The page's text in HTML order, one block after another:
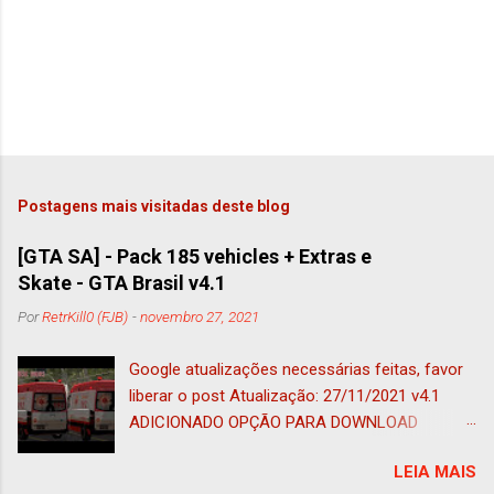
Postagens mais visitadas deste blog
[GTA SA] - Pack 185 vehicles + Extras e
Skate - GTA Brasil v4.1
PorRetrKill0 (FJB) -novembro 27, 2021
Google atualizações necessárias feitas, favor
liberar o post Atualização: 27/11/2021 v4.1
ADICIONADO OPÇÃO PARA DOWNLOAD
adicionado o tug adaptado a esse mod e ao
LEIA MAIS